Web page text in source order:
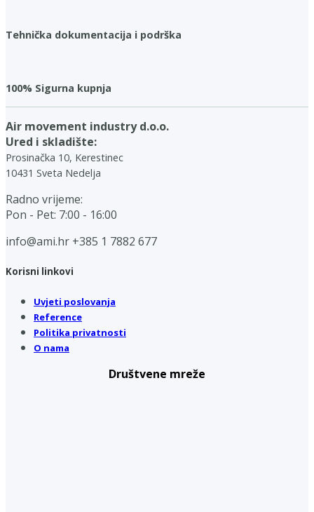
Tehnička dokumentacija i podrška
100% Sigurna kupnja
Air movement industry d.o.o.
Ured i skladište:
Prosinačka 10, Kerestinec
10431 Sveta Nedelja
Radno vrijeme:
Pon - Pet: 7:00 - 16:00
info@ami.hr +385 1 7882 677
Korisni linkovi
Uvjeti poslovanja
Reference
Politika privatnosti
O nama
Društvene mreže